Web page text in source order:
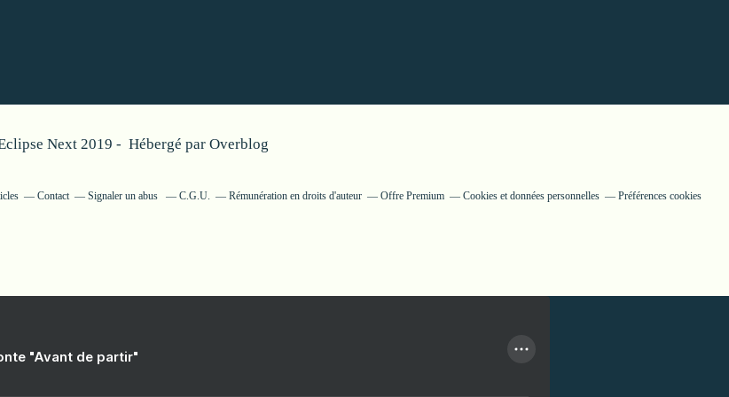
Next 2019 - Hébergé par Overblog
Contact Signaler un abus C.G.U. Rémunération en droits d'auteur Offre Premium Cookies et données personnelles Préférences cookies
"Avant de partir"